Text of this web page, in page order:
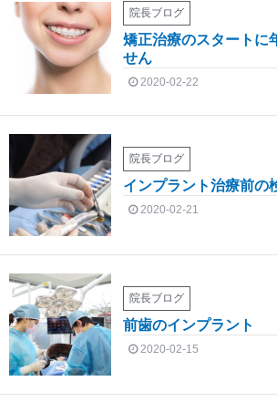
院長ブログ
矯正治療のスタートに
せん
2020-02-22
院長ブログ
インプラント治療前の
2020-02-21
院長ブログ
前歯のインプラント
2020-02-15